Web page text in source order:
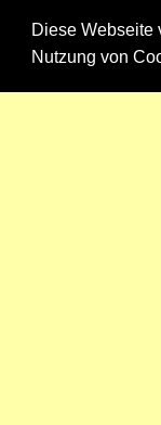
Diese Webseite
Nutzung von